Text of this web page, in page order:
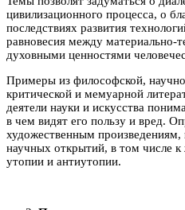
цивилизационного процесса, о
последствиях развития
равновесия между материально-
духовными ценностями
Примеры из философской,
критической и мемуарной
деятели науки и искусства
в чем видят его пользу и вред.
художественным произведениям,
научных открытий, в том числе
утопии и антиутопии.